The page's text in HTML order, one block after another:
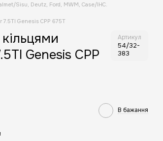
Sisu, Deutz, Ford, MWM, Case/IHC.
7.5TI Genesis CPP 675T
Genesis CPP
Артикул
54/32-
383
В бажання